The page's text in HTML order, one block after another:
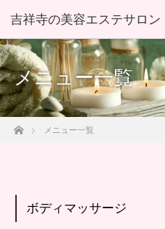
メニュー一覧
ホーム メニュー一覧
ボディマッサージ